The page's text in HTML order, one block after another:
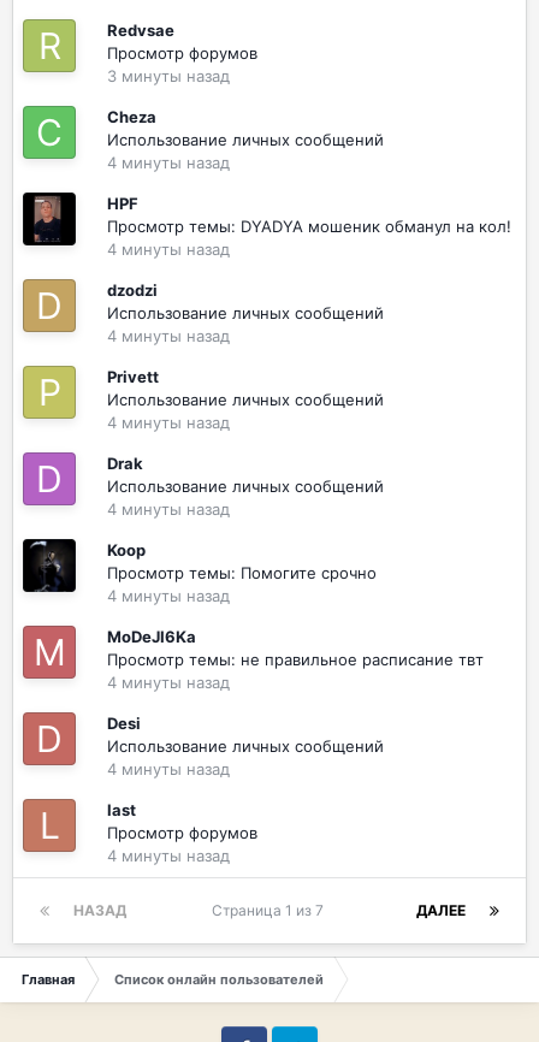
Redvsae
Просмотр форумов
3 минуты назад
Cheza
Использование личных сообщений
4 минуты назад
HPF
Просмотр темы: DYADYA мошеник обманул на кол!
4 минуты назад
dzodzi
Использование личных сообщений
4 минуты назад
Privett
Использование личных сообщений
4 минуты назад
Drak
Использование личных сообщений
4 минуты назад
Koop
Просмотр темы: Помогите срочно
4 минуты назад
MoDeJI6Ka
Просмотр темы: не правильное расписание твт
4 минуты назад
Desi
Использование личных сообщений
4 минуты назад
last
Просмотр форумов
4 минуты назад
НАЗАД ДАЛЕЕ
Страница 1 из 7
Главная Список онлайн пользователей